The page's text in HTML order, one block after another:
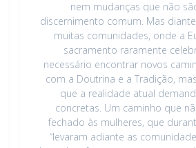
nem mudanças que não
discernimento comum. Mas
muitas comunidades, onde a
sacramento raramente
necessário encontrar novos
com a Doutrina e a Tradição,
que a realidade atual
concretas. Um caminho que
fechado às mulheres, que
“levaram adiante as